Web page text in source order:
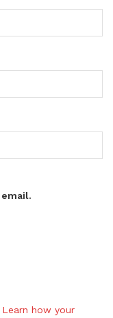
Learn how your